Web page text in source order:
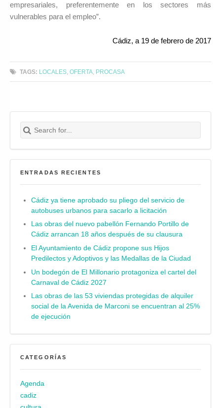
empresariales, preferentemente en los sectores más
vulnerables para el empleo”.
Cádiz, a 19 de febrero de 2017
TAGS: LOCALES ,OFERTA PROCASA
Search for:
Buscar
ENTRADAS RECIENTES
Cádiz ya tiene aprobado su pliego del servicio de
autobuses urbanos para sacarlo a licitación
Las obras del nuevo pabellón Fernando Portillo de
Cádiz arrancan 18 años después de su clausura
El Ayuntamiento de Cádiz propone sus Hijos
Predilectos y Adoptivos y las Medallas de la Ciudad
Un bodegón de El Millonario protagoniza el cartel del
Carnaval de Cádiz 2027
Las obras de las 53 viviendas protegidas de alquiler
social de la Avenida de Marconi se encuentran al 25%
de ejecución
CATEGORÍAS
Agenda
cadiz